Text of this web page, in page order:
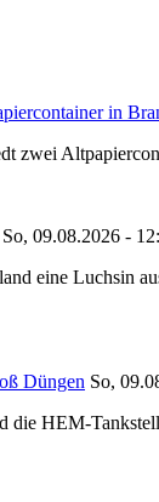
in
zwei
So, 09.08.2026 -
eine Luchsin
Düngen So,
die HEM-